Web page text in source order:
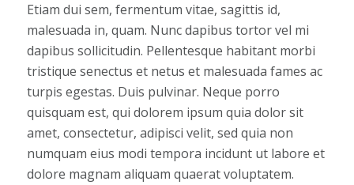
Etiam dui sem, fermentum vitae, sagittis id,
malesuada in, quam. Nunc dapibus tortor vel mi
dapibus sollicitudin. Pellentesque habitant morbi
tristique senectus et netus et malesuada fames ac
turpis egestas. Duis pulvinar. Neque porro
quisquam est, qui dolorem ipsum quia dolor sit
amet, consectetur, adipisci velit, sed quia non
numquam eius modi tempora incidunt ut labore et
dolore magnam aliquam quaerat voluptatem.